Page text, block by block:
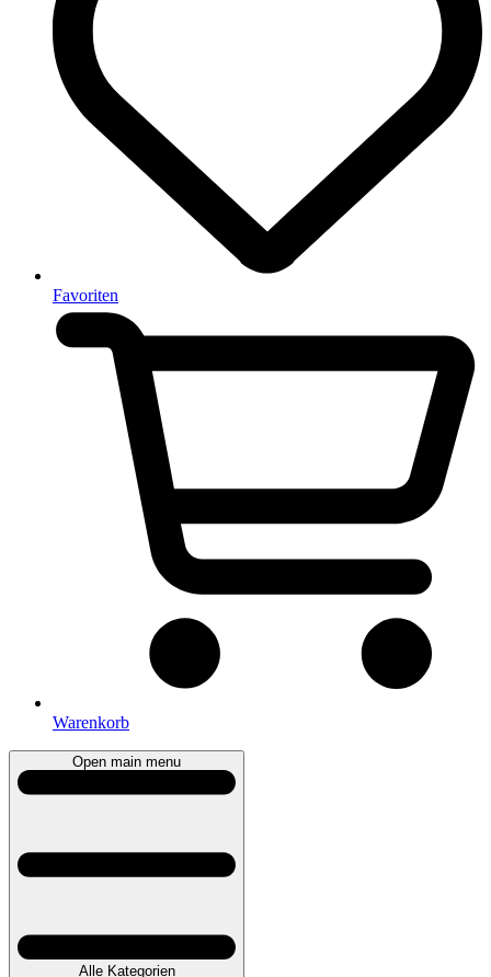
Favoriten
Warenkorb
Open main menu
Alle Kategorien